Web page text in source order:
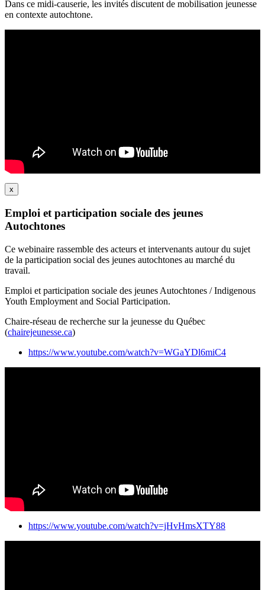
Dans ce midi-causerie, les invités discutent de mobilisation jeunesse
en contexte autochtone.
x
Emploi et participation sociale des jeunes
Autochtones
Ce webinaire rassemble des acteurs et intervenants autour du sujet
de la participation social des jeunes autochtones au marché du
travail.
Emploi et participation sociale des jeunes Autochtones / Indigenous
Youth Employment and Social Participation.
Chaire-réseau de recherche sur la jeunesse du Québec
(chairejeunesse.ca)
https://www.youtube.com/watch?v=WGaYDl6miC4
https://www.youtube.com/watch?v=jHvHmsXTY88